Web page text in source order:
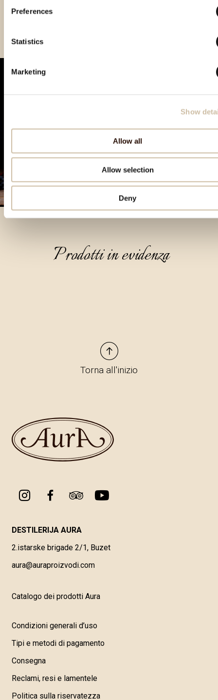
Preferences
Statistics
Marketing
Show
Allow all
Allow selection
Deny
Prodotti in evidenza
Torna all'inizio
DESTILERIJA AURA
2.istarske brigade 2/1, Buzet
aura@auraproizvodi.com
Catalogo dei prodotti Aura
Condizioni generali d’uso
Tipi e metodi di pagamento
Consegna
Reclami, resi e lamentele
Politica sulla riservatezza